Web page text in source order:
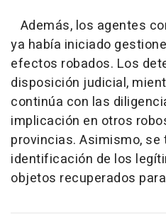
Además, los agentes
ya había iniciado
efectos robados. Los
disposición judicial,
continúa con las
implicación en otros
provincias. Asimismo, se
identificación de los
objetos recuperados